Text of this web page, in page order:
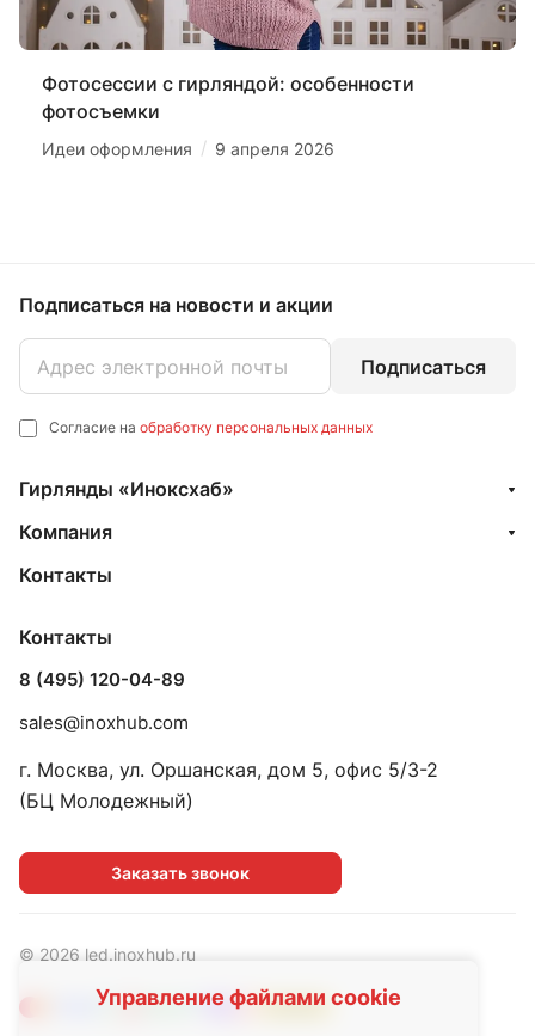
Управление файлами cookie
Фотосессии с гирляндой: особенности
фотосъемки
Идеи оформления / 9 апреля 2026
Подписаться на новости и акции
Подписаться
Согласие на обработку персональных данных
Гирлянды «Иноксхаб»
Компания
Контакты
Контакты
8 (495) 120-04-89
sales@inoxhub.com
г. Москва, ул. Оршанская, дом 5, офис 5/3-2
(БЦ Молодежный)
Заказать звонок
© 2026 led.inoxhub.ru